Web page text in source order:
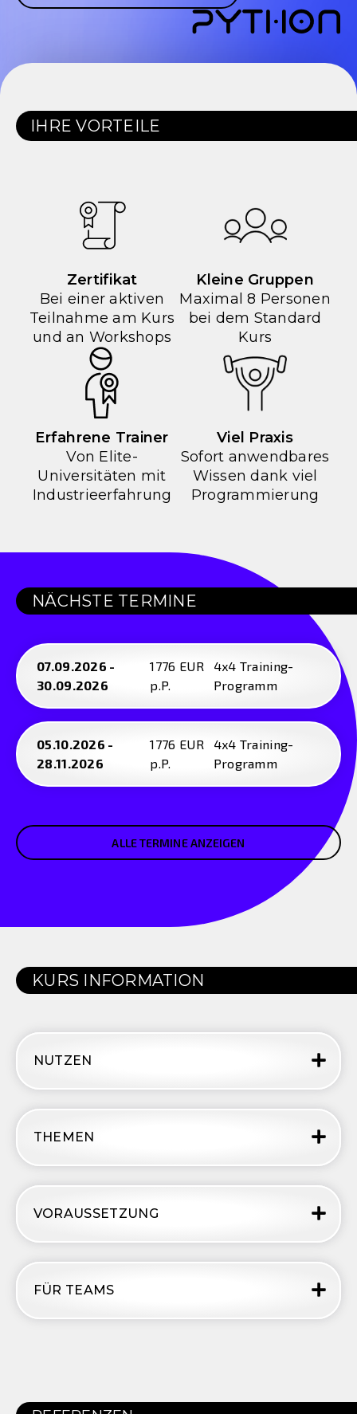
IHRE VORTEILE
Zertifikat
Bei einer aktiven
Teilnahme am Kurs
und an Workshops
Kleine Gruppen
Maximal 8 Personen
bei dem Standard
Kurs
Erfahrene Trainer
Von Elite-
Universitäten mit
Industrieerfahrung
Viel Praxis
Sofort anwendbares
Wissen dank viel
Programmierung
NÄCHSTE TERMINE
07.09.2026 -
30.09.2026
1776 EUR
p.P.
4x4 Training-
Programm
05.10.2026 -
28.11.2026
1776 EUR
p.P.
4x4 Training-
Programm
ALLE TERMINE ANZEIGEN
KURS INFORMATION
NUTZEN
THEMEN
VORAUSSETZUNG
FÜR TEAMS